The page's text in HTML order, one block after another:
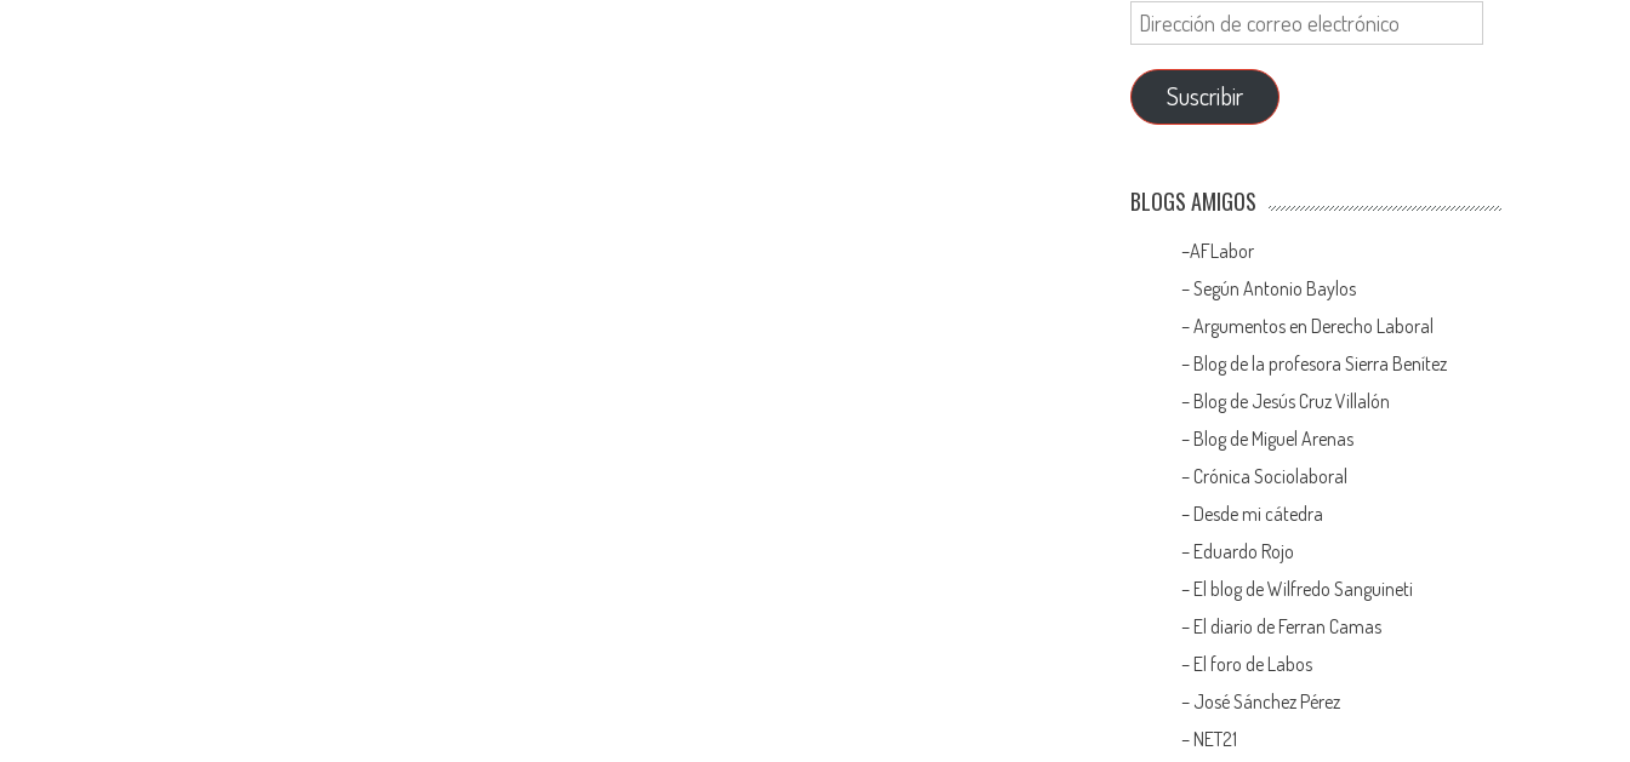
Suscribir
BLOGS AMIGOS
–AFLabor
– Según Antonio Baylos
–Argumentos en Derecho Laboral
– Blog de la profesora Sierra Benítez
– Blog de Jesús Cruz Villalón
– Blog de Miguel Arenas
– Crónica Sociolaboral
– Desde mi cátedra
– Eduardo Rojo
– El blog de Wilfredo Sanguineti
– El diario de Ferran Camas
– El foro de Labos
– José Sánchez Pérez
– NET21